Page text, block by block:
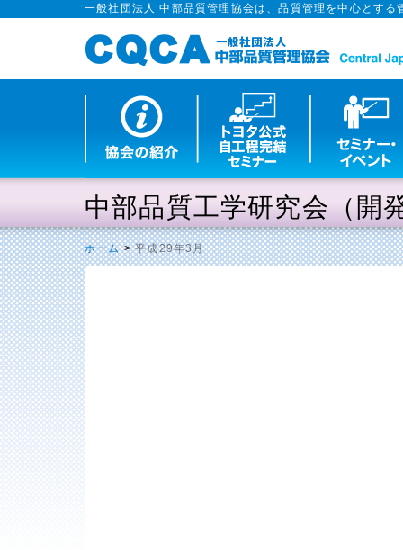
一般社団法人 中部品質管理協会は、品質管理を中心とす
中部品質工学研究会（開
ホーム>平成29年3月